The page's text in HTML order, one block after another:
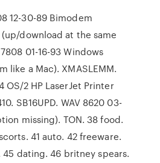
12-30-89 Bimodem
download at the same
01-16-93 Windows
like a Mac). XMASLEMM.
OS/2 HP LaserJet Printer
SB16UPD. WAV 8620 03-
missing). TON. 38 food.
41 auto. 42 freeware.
45 dating. 46 britney spears.